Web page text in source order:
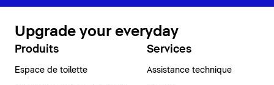
Upgrade your everyday
Produits
Espace de toilette
Services
Assistance technique